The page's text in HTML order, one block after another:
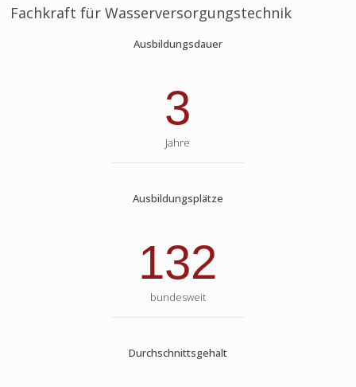
Fachkraft für Wasserversorgungstechnik
Ausbildungsdauer
3
Jahre
Ausbildungsplätze
132
bundesweit
Durchschnittsgehalt